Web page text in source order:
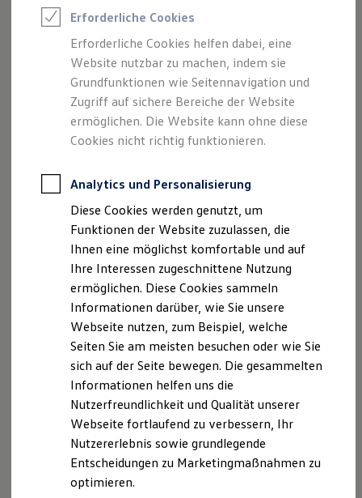
Fahrzeuge online kaufen
Digitaler Marktplatz
Kauf & Finanzierung
Online-Fahrzeugbewertung
Aktionen & Angebote
E-Auto-Förderung
Für Privatkunden
Für Gewerbekunden
Profi Paket
ProfiPartner für Gebrauchtwagen
Finanzierung
Für Privatkunden
Für Gewerbekunden
Leasing
Für Privatkunden
Für Gewerbekunden
Versicherungen & Garantien
Garantien
Kfz-Versicherung für Nutzfahrzeuge
Restschuldversicherung
Wartungsverträge
Besitzer & Service
Reparatur & Service
Sommer-Special
Reparatur, Pflege & Inspektion
Servicetermin anfragen
Service-Vorteile bei Volkswagen Nutzfahrzeuge
ServicePlus
Economy Service
Räder & Reifen Service
Impressum
Datenschutzerklärung
Impressum
Landshuter Str. 25
93333 Neustadt a.d. Donau
Telefon 09445/752210
Telefax 09445/7522199
info@amsc-stocker.de
Geschäftsführer Ruhfass Manuel
Umsatzsteueridentifikationsnummer DE 321866723
Steuernummer 124/121/53527
Hinweis gemäß § 36
Verbraucherstreitbeilegungsgesetz (VSBG) Wir sind
zur Teilnahme an einem Streitbeilegungsverfahren
Erforderliche Cookies
Erforderliche Cookies helfen dabei, eine
Website nutzbar zu machen, indem sie
Grundfunktionen wie Seitennavigation und
Zugriff auf sichere Bereiche der Website
ermöglichen. Die Website kann ohne diese
Cookies nicht richtig funktionieren.
Analytics und Personalisierung
Diese Cookies werden genutzt, um
Funktionen der Website zuzulassen, die
Ihnen eine möglichst komfortable und auf
Ihre Interessen zugeschnittene Nutzung
ermöglichen. Diese Cookies sammeln
Informationen darüber, wie Sie unsere
Webseite nutzen, zum Beispiel, welche
Seiten Sie am meisten besuchen oder wie Sie
sich auf der Seite bewegen. Die gesammelten
Informationen helfen uns die
Nutzerfreundlichkeit und Qualität unserer
Webseite fortlaufend zu verbessern, Ihr
Nutzererlebnis sowie grundlegende
Entscheidungen zu Marketingmaßnahmen zu
optimieren.